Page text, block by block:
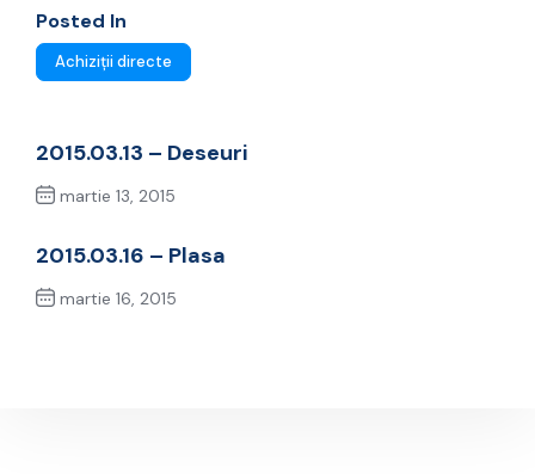
Posted In
Achiziții directe
2015.03.13 – Deseuri
martie 13, 2015
2015.03.16 – Plasa
martie 16, 2015